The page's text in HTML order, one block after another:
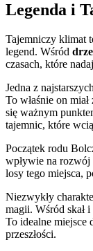
Legenda i
Tajemniczy klimat
legend. Wśród
czasach, które
Jedna z
To właśnie on
się ważnym
tajemnic, które
Początek rodu
wpływie na rozwój
losy tego miejsca,
Niezwykły
magii. Wśród skał i
To idealne miejsce
przeszłości.